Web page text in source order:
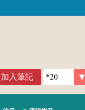
加入筆記